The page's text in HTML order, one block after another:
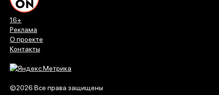
16+
Реклама
О проекте
Контакты
©2026 Все права защищены